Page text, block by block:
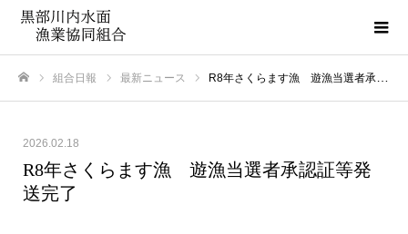
組合日報 最新ニュース R8年さくらます漁 遊漁当選者承認証等発送完了
2026.02.18
R8年さくらます漁 遊漁当選者承認証等発
送完了